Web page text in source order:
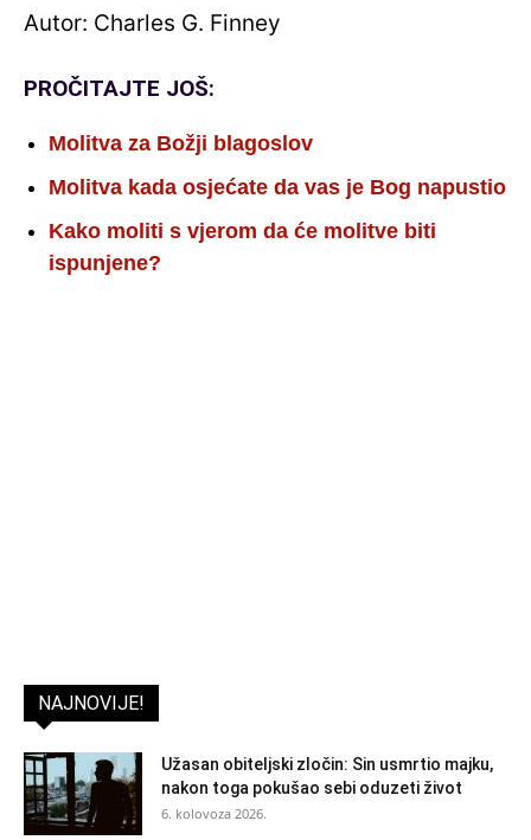
Autor: Charles G. Finney
PROČITAJTE JOŠ:
Molitva za Božji blagoslov
Molitva kada osjećate da vas je Bog napustio
Kako moliti s vjerom da će molitve biti
ispunjene?
NAJNOVIJE!
Užasan obiteljski zločin: Sin usmrtio majku,
nakon toga pokušao sebi oduzeti život
6. kolovoza 2026.